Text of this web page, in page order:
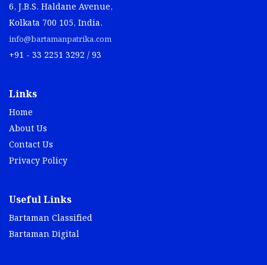
6, J.B.S. Haldane Avenue,
Kolkata 700 105, India.
info@bartamanpatrika.com
+91 - 33 2251 3292 / 93
Links
Home
About Us
Contact Us
Privacy Policy
Useful Links
Bartaman Classified
Bartaman Digital